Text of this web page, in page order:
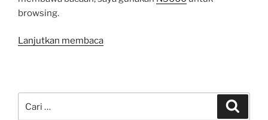
browsing.
Lanjutkan membaca“Plugin
untuk: